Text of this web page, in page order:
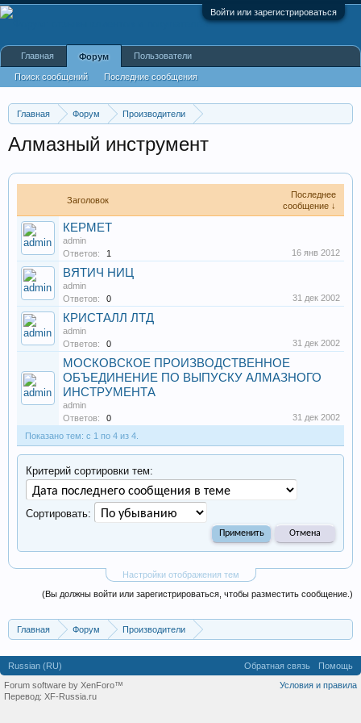
Войти или зарегистрироваться
Главная Форум
Производители
Алмазный инструмент
Заголовок
Последнее
сообщение ↓
КЕРМЕТ
admin
Ответов:
1 16 янв 2012
ВЯТИЧ НИЦ
admin
Ответов:
0 31 дек 2002
КРИСТАЛЛ ЛТД
admin
Ответов:
0 31 дек 2002
МОСКОВСКОЕ ПРОИЗВОДСТВЕННОЕ
ОБЪЕДИНЕНИЕ ПО ВЫПУСКУ АЛМАЗНОГО
ИНСТРУМЕНТА
admin
Ответов:
0
31 дек 2002
Показано тем: с 1 по 4 из 4.
Настройки отображения тем
Критерий сортировки тем:
Сортировать:
(Вы должны войти или зарегистрироваться, чтобы разместить сообщение.)
Главная Форум
Производители
Главная Форум
Поиск сообщений Последние сообщения
Пользователи
Russian (RU) Обратная связь
Помощь
Условия и правила
Forum software by XenForo™
Перевод: XF-Russia.ru